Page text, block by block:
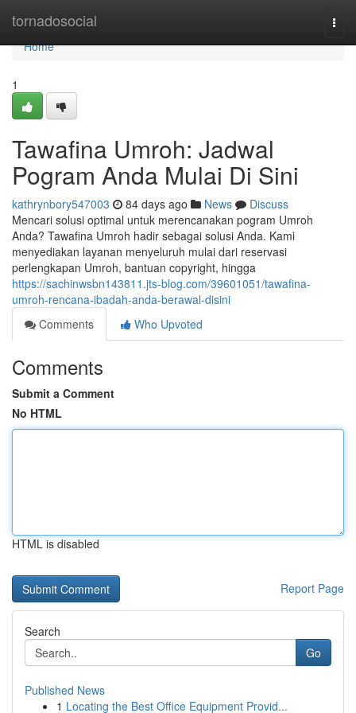
tornadosocial
Home
Home
1
Tawafina Umroh: Jadwal
Pogram Anda Mulai Di Sini
kathrynbory547003 84 days ago News
Discuss
Mencari solusi optimal untuk merencanakan pogram Umroh
Anda? Tawafina Umroh hadir sebagai solusi Anda. Kami
menyediakan layanan menyeluruh mulai dari reservasi
perlengkapan Umroh, bantuan copyright, hingga
https://sachinwsbn143811.jts-blog.com/39601051/tawafina-
umroh-rencana-ibadah-anda-berawal-disini
Comments
Who Upvoted
Comments
Submit a Comment
No HTML
HTML is disabled
Report Page
Search
Go
Published News
1 Locating the Best Office Equipment Provid...